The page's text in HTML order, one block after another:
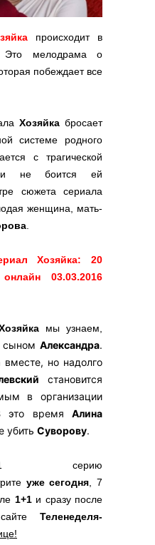
происходит в
Это мелодрама о
побеждает все
Хозяйка бросает
системе родного
с трагической
и не боится ей
сюжета сериала
женщина, мать-
Хозяйка: 20
03.03.2016
мы узнаем,
сыном Александра.
вместе, но надолго
становится
в организации
это время Алина
убить Суворову.
серию
уже сегодня , 7
1+1и сразу после
Теленеделя-